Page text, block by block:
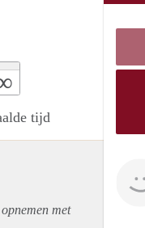
tijd
met